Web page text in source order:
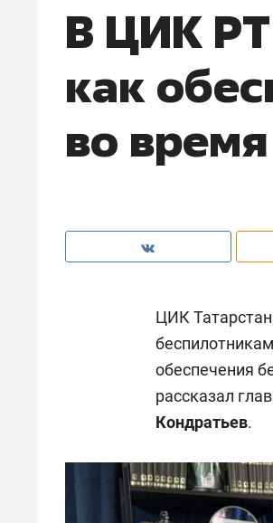
В ЦИК РТ
как
во
ЦИК
обеспечения
рассказал
Кондратьев.